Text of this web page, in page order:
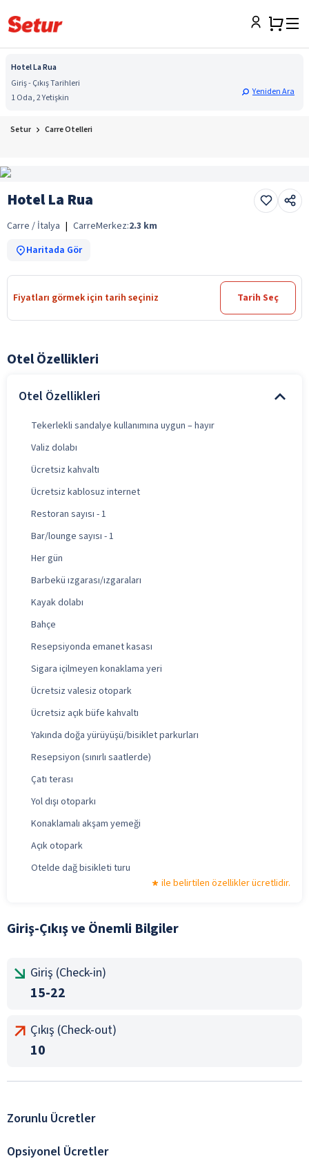
Hotel La Rua
Giriş - Çıkış Tarihleri
1 Oda, 2 Yetişkin
Yeniden Ara
Setur Carre Otelleri
Hotel La Rua
Carre / İtalya | CarreMerkez:2.3 km
Haritada Gör
Fiyatları görmek için tarih seçiniz Tarih Seç
Otel Özellikleri
Otel Özellikleri
Tekerlekli sandalye kullanımına uygun – hayır
Valiz dolabı
Ücretsiz kahvaltı
Ücretsiz kablosuz internet
Restoran sayısı - 1
Bar/lounge sayısı - 1
Her gün
Barbekü ızgarası/ızgaraları
Kayak dolabı
Bahçe
Resepsiyonda emanet kasası
Sigara içilmeyen konaklama yeri
Ücretsiz valesiz otopark
Ücretsiz açık büfe kahvaltı
Yakında doğa yürüyüşü/bisiklet parkurları
Resepsiyon (sınırlı saatlerde)
Çatı terası
Yol dışı otoparkı
Konaklamalı akşam yemeği
Açık otopark
Otelde dağ bisikleti turu
ile belirtilen özellikler ücretlidir.
Giriş-Çıkış ve Önemli Bilgiler
Giriş (Check-in)
15-22
Çıkış (Check-out)
10
Zorunlu Ücretler
Opsiyonel Ücretler